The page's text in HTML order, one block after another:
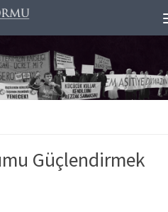
Güçlendirmek